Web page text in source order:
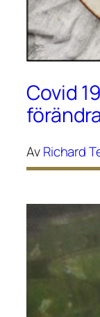
Covid
AvRichard